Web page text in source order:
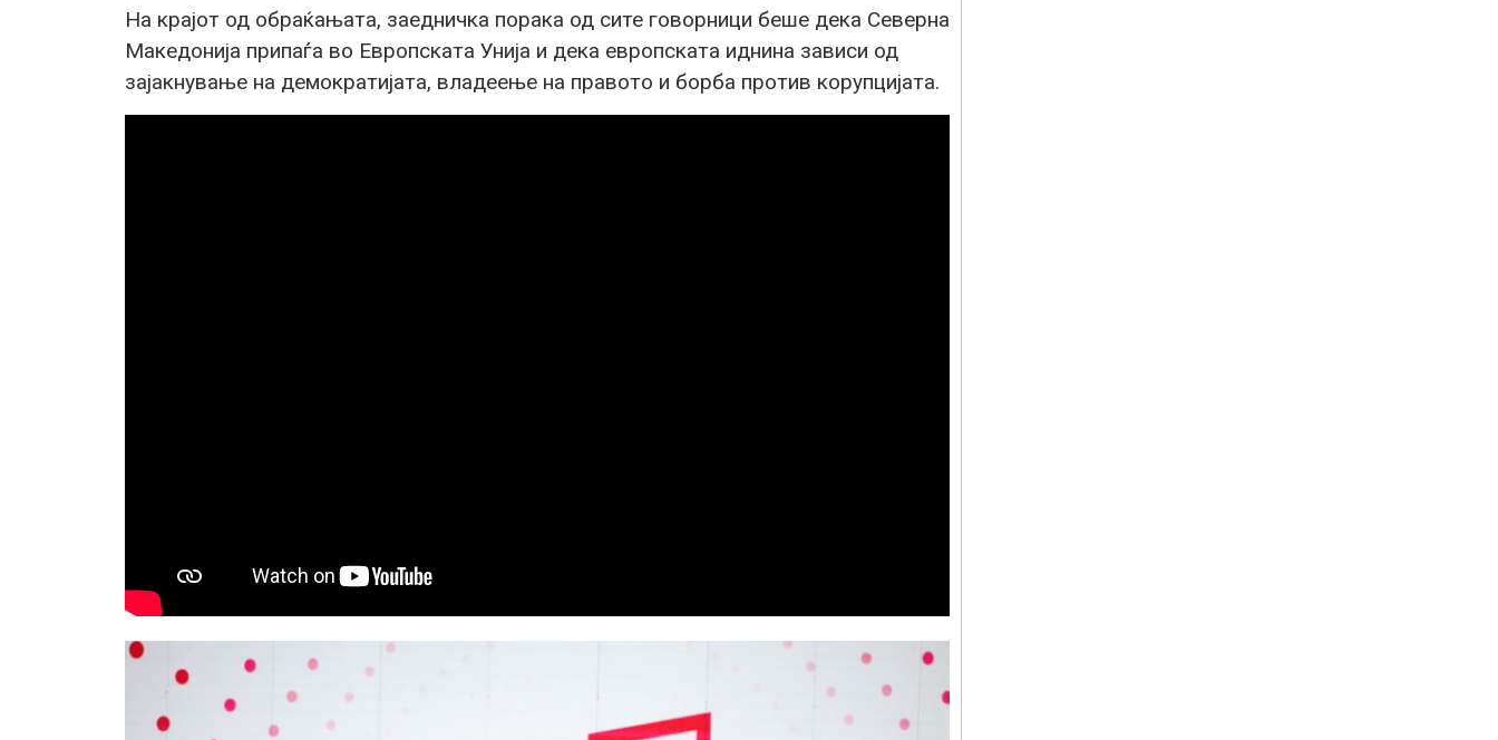
На крајот од обраќањата, заедничка порака од сите говорници беше дека Северна
Македонија припаѓа во Европската Унија и дека европската иднина зависи од
зајакнување на демократијата, владеење на правото и борба против корупцијата.